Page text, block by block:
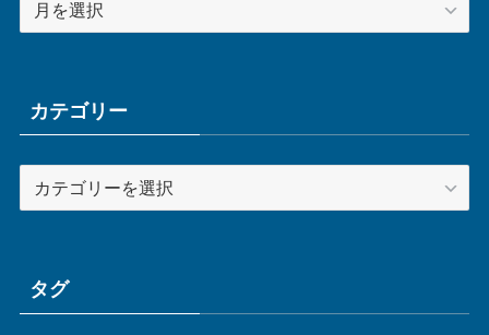
ー
ブカテゴリー
テ
ータグ